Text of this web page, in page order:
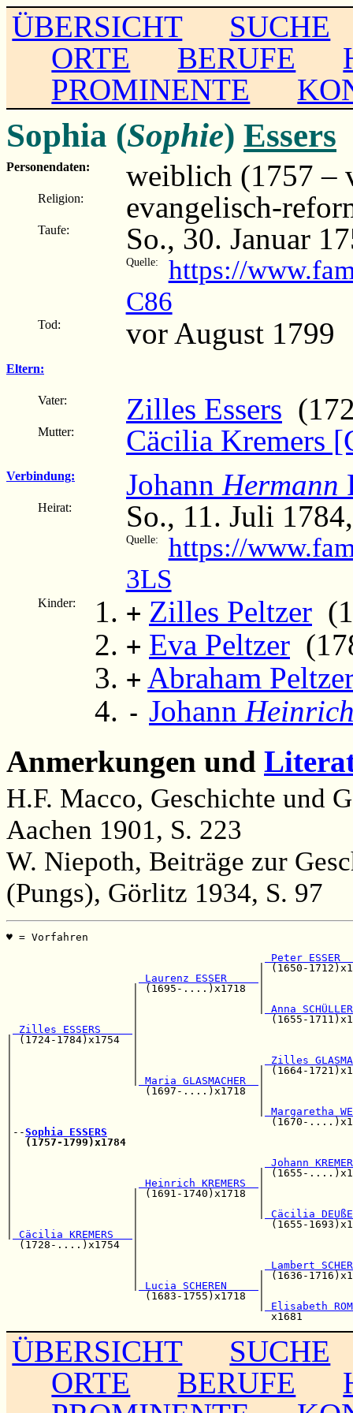
ÜBERSICHT
SUCHE
ORTE
BERUFE
PROMINENTE
Sophia (Sophie) Essers
Personendaten: weiblich (1757 –
Religion: evangelisch-
Taufe: So., 30. Januar
Quelle:
https://
C86
Tod: vor August 1799
Eltern:
Vater: Zilles Essers
Mutter: Cäcilia Kremers
Verbindung: Johann Hermann
Heirat: So., 11. Juli
Quelle:
https://
3LS
Kinder: + Zilles Peltzer
+ Eva Peltzer
+ Abraham
- Johann
Anmerkungen und
H.F. Macco, Geschichte und
Aachen 1901, S. 223
W. Niepoth, Beiträge zur
(Pungs), Görlitz 1934, S. 97
♥ =
Peter
|
Laurenz ESSER
| (1695-
Anna
|
Zilles ESSERS
| (1724-
Zilles
|                   |                   | (1664-
Maria GLASMACHER
|                     (1697-
Margaretha
|                                         (1670-
|--Sophia ESSERS
(1757-1799)x1784
Johann
|                                       | (1655-
Heinrich KREMERS
|                   | (1691-
Cäcilia
|                   |                     (1655-
Cäcilia KREMERS
(1728-....)x1754
Lambert
|                   |
Lucia SCHEREN
(1683-1755)x1718
Elisabeth
ÜBERSICHT
SUCHE
ORTE
BERUFE